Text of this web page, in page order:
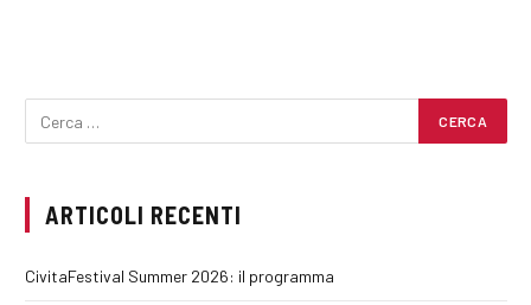
ARTICOLI RECENTI
CivitaFestival Summer 2026: il programma